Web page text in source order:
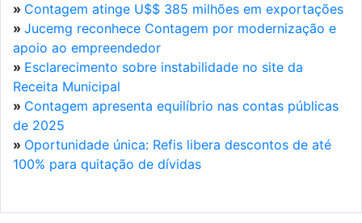
» Contagem atinge U$$ 385 milhões em exportações
» Jucemg reconhece Contagem por modernização e
apoio ao empreendedor
» Esclarecimento sobre instabilidade no site da
Receita Municipal
» Contagem apresenta equilíbrio nas contas públicas
de 2025
» Oportunidade única: Refis libera descontos de até
100% para quitação de dívidas